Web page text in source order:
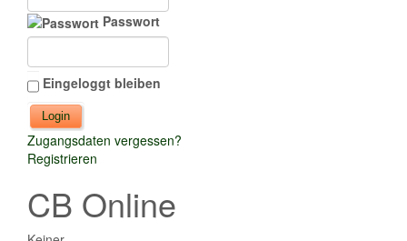
Passwort
Eingeloggt bleiben
Zugangsdaten vergessen?
Registrieren
CB Online